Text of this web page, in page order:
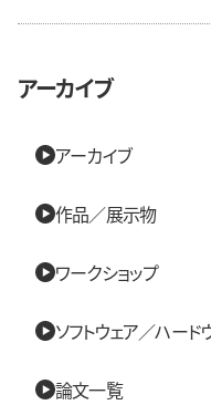
アーカイブ
アーカイブ
作品／展示物
ワークショップ
ソフトウェア／ハード
論文一覧